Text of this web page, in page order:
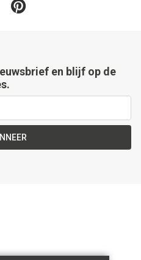
en blijf op de